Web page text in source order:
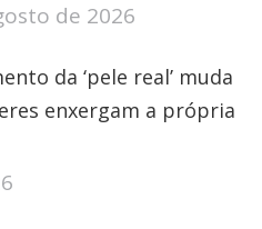
de 2026
da ‘pele real’ muda
enxergam a própria